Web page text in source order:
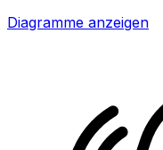
Diagramme anzeigen